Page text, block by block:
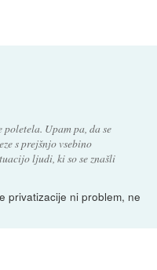
Upam pa, da se
s prejšnjo vsebino
ljudi, ki so se znašli
privatizacije ni problem, ne